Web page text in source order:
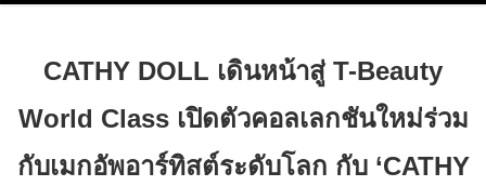
CATHY DOLL เดินหน้าสู่ T-Beauty
World Class เปิดตัวคอลเลกชันใหม่ร่วม
กับเมกอัพอาร์ทิสต์ระดับโลก กับ ‘CATHY